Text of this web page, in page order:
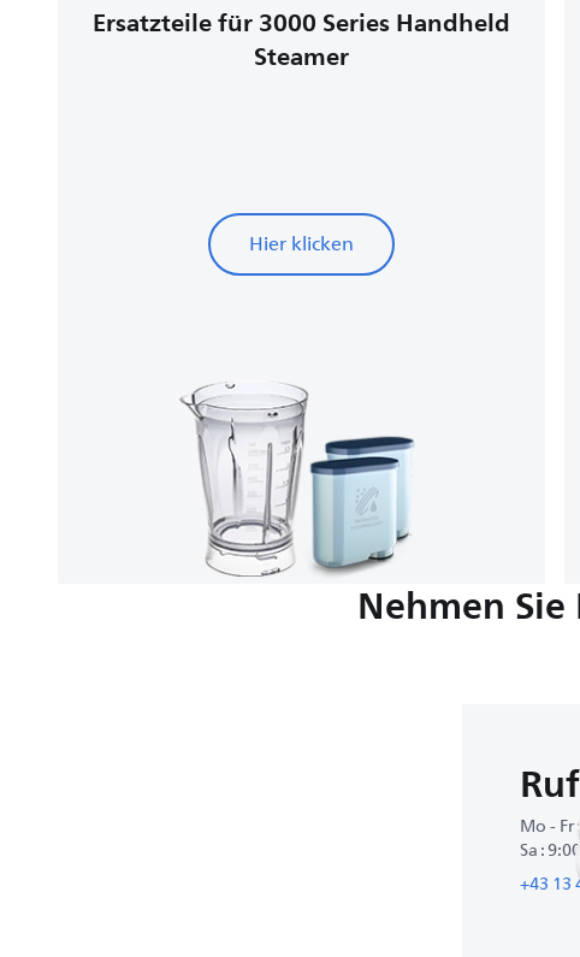
Ersatzteile für 3000 Series Handheld
Steamer
Hier klicken
Nehmen
Mo - Fr
Sa :
+43 13